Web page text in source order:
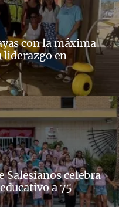
con la máxima
liderazgo en
Salesianos celebra
a 75